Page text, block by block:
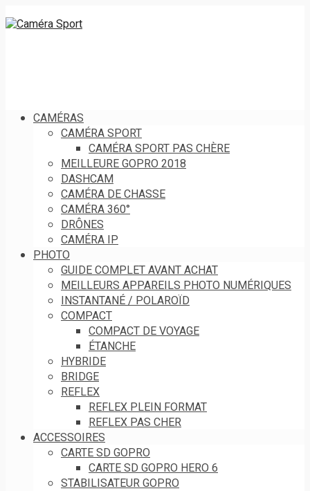
CAMÉRAS
CAMÉRA SPORT
CAMÉRA SPORT PAS CHÈRE
MEILLEURE GOPRO 2018
DASHCAM
CAMÉRA DE CHASSE
CAMÉRA 360°
DRÔNES
CAMÉRA IP
PHOTO
GUIDE COMPLET AVANT ACHAT
MEILLEURS APPAREILS PHOTO NUMÉRIQUES
INSTANTANÉ / POLAROÏD
COMPACT
COMPACT DE VOYAGE
ÉTANCHE
HYBRIDE
BRIDGE
REFLEX
REFLEX PLEIN FORMAT
REFLEX PAS CHER
ACCESSOIRES
CARTE SD GOPRO
CARTE SD GOPRO HERO 6
STABILISATEUR GOPRO